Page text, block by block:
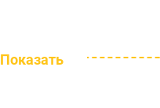
Показать